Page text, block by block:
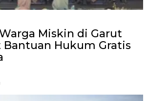
Miskin di Garut
Bantuan Hukum Gratis